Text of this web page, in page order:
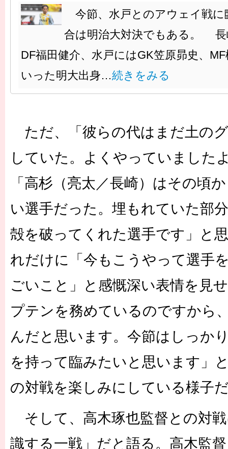
今節、水戸とのアウェイ戦に
合は明治大対決でもある。 長
DF福田健介、水戸にはGK笠原昴史、
いった明大出身…続きをみる
ただ、「彼らの代はまだ土の
していた。よくやっていました
「高杉（亮太／長崎）はその頃
い選手だった。埋もれていた部
殻を破ってくれた選手です」と
れだけに「今もこうやって選手
ごいこと」と感慨深い表情を見
プテンを務めているのですから
んだと思います。今節はしっか
を持って臨みたいと思います」
の対戦を楽しみにしている様子
そして、高木琢也監督との対
識する一戦」だと語る。高木監